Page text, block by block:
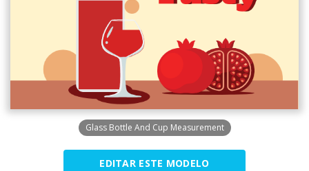
Glass Bottle And Cup Measurement
EDITAR ESTE MODELO